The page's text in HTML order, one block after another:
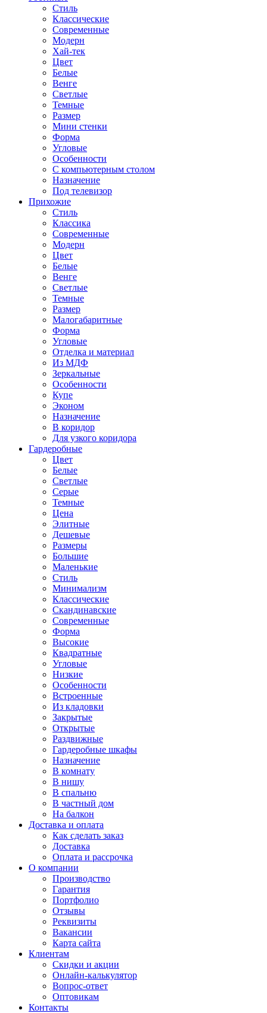
Стиль
Классические
Современные
Модерн
Хай-тек
Цвет
Белые
Венге
Светлые
Темные
Размер
Мини стенки
Форма
Угловые
Особенности
С компьютерным столом
Назначение
Под телевизор
Прихожие
Стиль
Классика
Современные
Модерн
Цвет
Белые
Венге
Светлые
Темные
Размер
Малогабаритные
Форма
Угловые
Отделка и материал
Из МДФ
Зеркальные
Особенности
Купе
Эконом
Назначение
В коридор
Для узкого коридора
Гардеробные
Цвет
Белые
Светлые
Серые
Темные
Цена
Элитные
Дешевые
Размеры
Большие
Маленькие
Стиль
Минимализм
Классические
Скандинавские
Современные
Форма
Высокие
Квадратные
Угловые
Низкие
Особенности
Встроенные
Из кладовки
Закрытые
Открытые
Раздвижные
Гардеробные шкафы
Назначение
В комнату
В нишу
В спальню
В частный дом
На балкон
Доставка и оплата
Как сделать заказ
Доставка
Оплата и рассрочка
О компании
Производство
Гарантия
Портфолио
Отзывы
Реквизиты
Вакансии
Карта сайта
Клиентам
Скидки и акции
Онлайн-калькулятор
Вопрос-ответ
Оптовикам
Контакты